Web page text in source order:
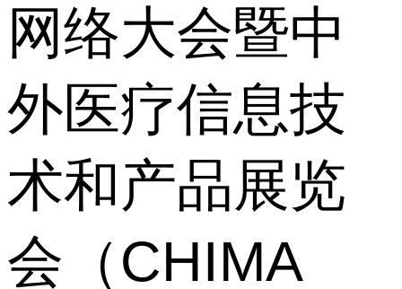
网络大会暨中
外医疗信息技
术和产品展览
会（CHIMA